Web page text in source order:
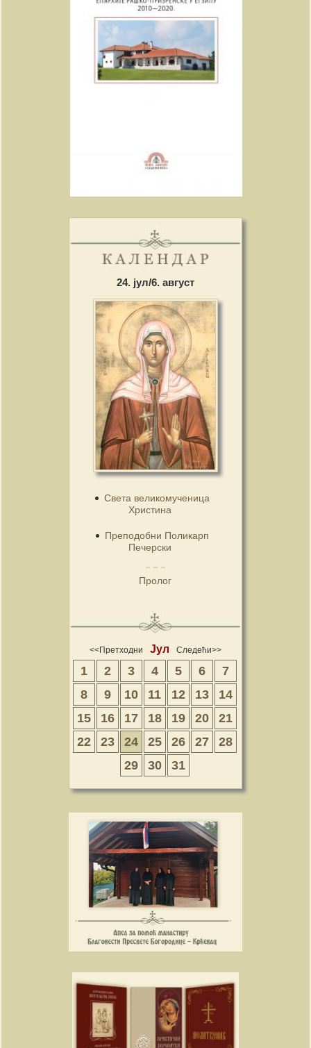
24. јул/6. август
Света великомученица
Христина
Преподобни Поликарп
Печерски
Пролог
<<Претходни Јул Следећи>>
1 2 3 4 5 6
7
8
9 10 11 12 13
14
15
16 17 18 19 20
21
22
23 24 25 26 27
28
29
30 31